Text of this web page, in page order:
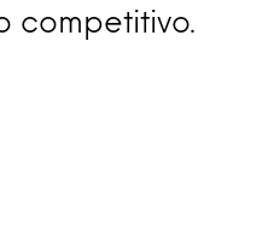
competitivo.